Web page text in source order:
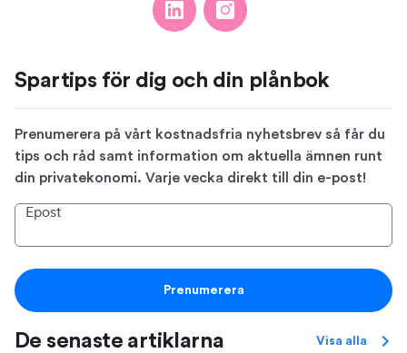
Spartips för dig och din plånbok
Prenumerera på vårt kostnadsfria nyhetsbrev så får du
tips och råd samt information om aktuella ämnen runt
din privatekonomi. Varje vecka direkt till din e-post!
Epost
Prenumerera
De senaste artiklarna Visa alla